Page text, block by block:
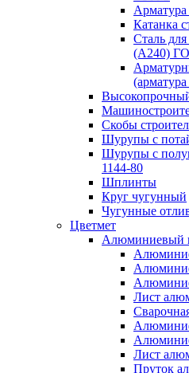
Катанка
Сталь
(А240)
Скобы
Шурупы с
Шурупы с
1144-80
Шплинты
Круг чугунный
Чугунные
Цветмет
Алюминиевый
Лист
Лист
Пруток